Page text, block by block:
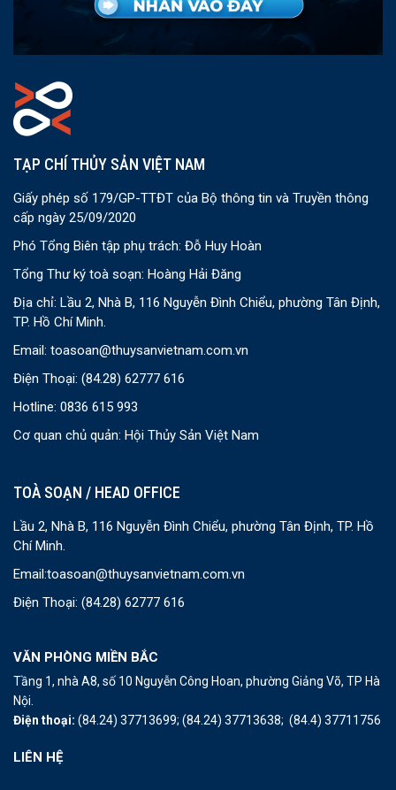
TẠP CHÍ THỦY SẢN VIỆT NAM
Giấy phép số 179/GP-TTĐT của Bộ thông tin và Truyền thông
cấp ngày 25/09/2020
Phó Tổng Biên tập phụ trách: Đỗ Huy Hoàn
Tổng Thư ký toà soạn: Hoàng Hải Đăng
Địa chỉ: Lầu 2, Nhà B, 116 Nguyễn Đình Chiểu, phường Tân Định,
TP. Hồ Chí Minh.
Email: toasoan@thuysanvietnam.com.vn
Điện Thoại: (84.28) 62777 616
Hotline: 0836 615 993
Cơ quan chủ quản: Hội Thủy Sản Việt Nam
TOÀ SOẠN / HEAD OFFICE
Lầu 2, Nhà B, 116 Nguyễn Đình Chiểu, phường Tân Định, TP. Hồ
Chí Minh.
Email:toasoan@thuysanvietnam.com.vn
Điện Thoại: (84.28) 62777 616
VĂN PHÒNG MIỀN BẮC
Tầng 1, nhà A8, số 10 Nguyễn Công Hoan, phường Giảng Võ, TP Hà
Nội.
Điện thoại: (84.24) 37713699; (84.24) 37713638; (84.4) 37711756
LIÊN HỆ